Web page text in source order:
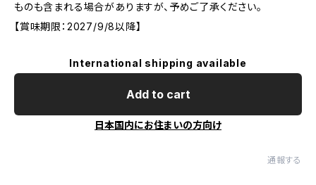
ものも含まれる場合がありますが、予めご了承ください。
【賞味期限：2027/9/8以降】
International shipping available
Add to cart
日本国内にお住まいの方向け
通報する